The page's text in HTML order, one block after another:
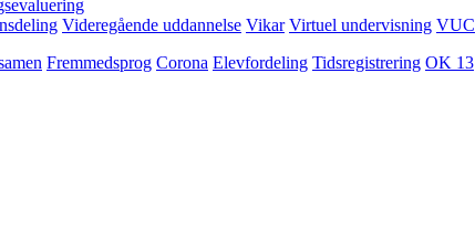
Videregående uddannelse Vikar Virtuel undervisning VUC
Fremmedsprog Corona Elevfordeling Tidsregistrering OK 13